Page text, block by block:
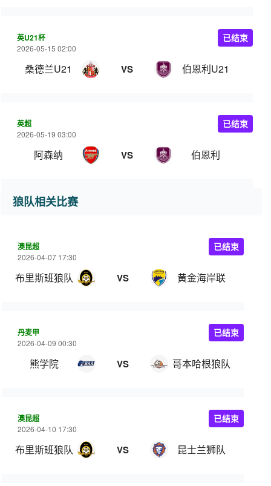
英U21杯
2026-05-15 02:00
桑德兰U21 VS 伯恩利U21
已结束
英超
2026-05-19 03:00
阿森纳 VS 伯恩利
已结束
狼队相关比赛
澳昆超
2026-04-07 17:30
布里斯班狼队 VS 黄金海岸联
已结束
丹麦甲
2026-04-09 00:30
熊学院 VS 哥本哈根狼队
已结束
澳昆超
2026-04-10 17:30
布里斯班狼队 VS 昆士兰狮队
已结束